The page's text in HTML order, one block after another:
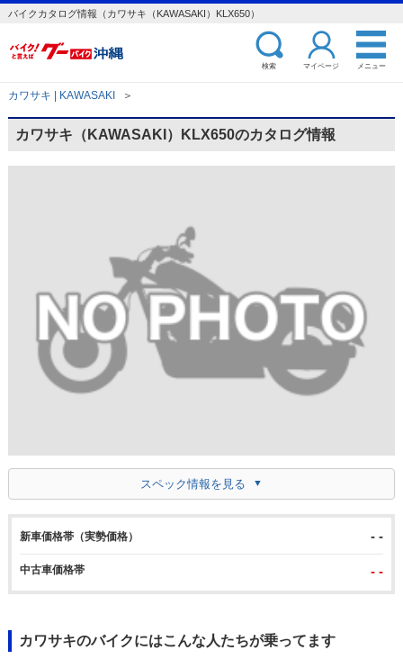
バイクカタログ情報（カワサキ（KAWASAKI）KLX650）
検索 マイページ メニュー
カワサキ | KAWASAKI ＞
カワサキ（KAWASAKI）KLX650のカタログ情報
スペック情報を見る
新車価格帯（実勢価格） - -
中古車価格帯 - -
カワサキのバイクにはこんな人たちが乗ってます